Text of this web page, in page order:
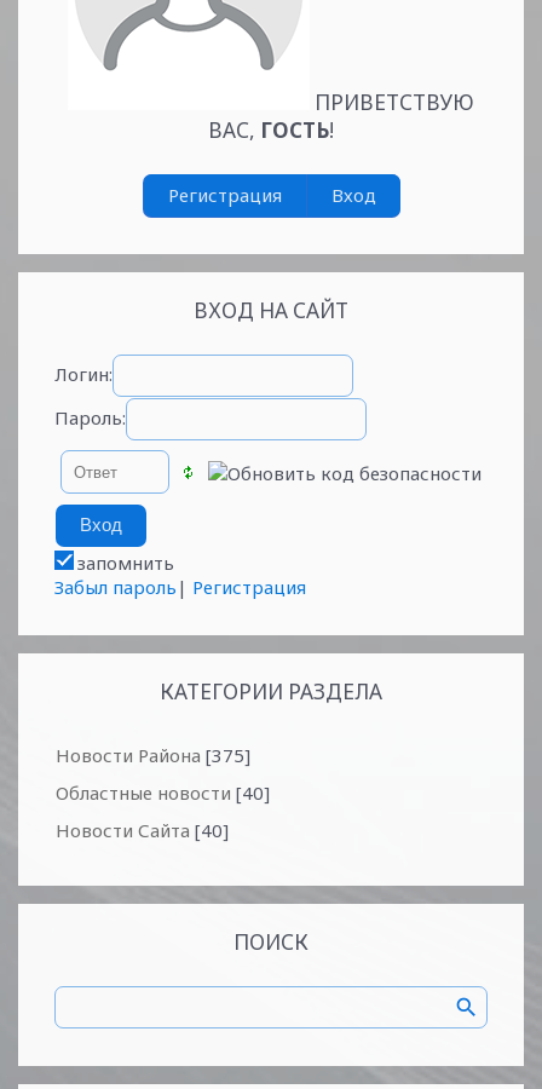
ПРИВЕТСТВУЮ
ВАС, ГОСТЬ!
Регистрация Вход
ВХОД НА САЙТ
Логин:
Пароль:
запомнить
Забыл пароль | Регистрация
КАТЕГОРИИ РАЗДЕЛА
Новости Района [375]
Областные новости [40]
Новости Сайта [40]
ПОИСК